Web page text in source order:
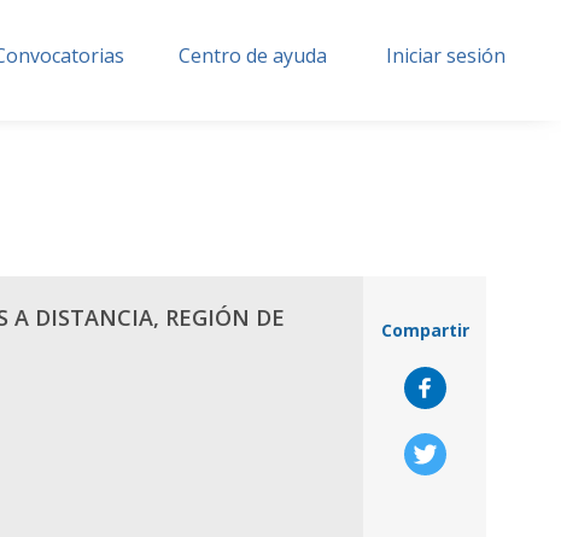
Centro de ayuda Iniciar sesión
A DISTANCIA, REGIÓN DE Compartir